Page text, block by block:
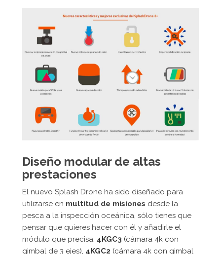
Diseño modular de altas
prestaciones
El nuevo Splash Drone ha sido diseñado para
utilizarse en multitud de misiones desde la
pesca a la inspección oceánica, sólo tienes que
pensar que quieres hacer con él y añadirle el
módulo que precisa: 4KGC3 (cámara 4k con
gimbal de 3 ejes), 4KGC2 (cámara 4k con gimbal